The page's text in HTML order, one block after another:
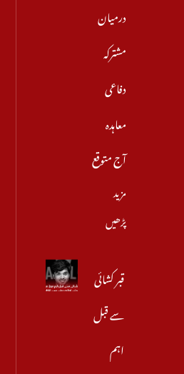
درمیان
مشترکہ
دفاعی
معاہدہ
آج متوقع
مزید
پڑھیں
قبر کشائی
سے قبل
اہم